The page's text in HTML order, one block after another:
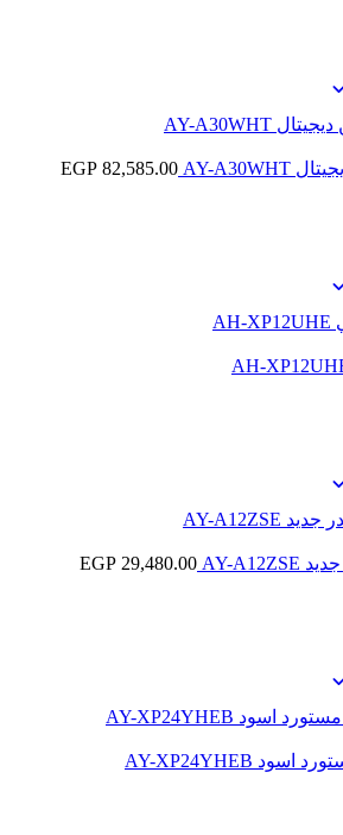
EGP 82,585.00
EGP 29,480.00